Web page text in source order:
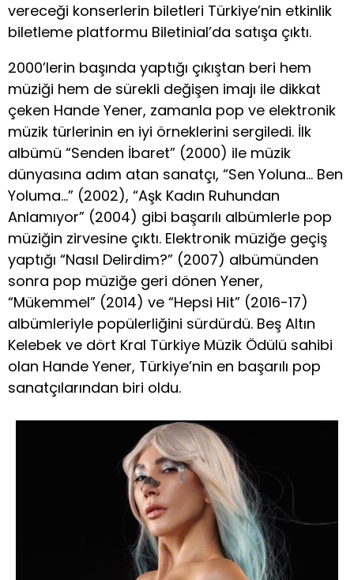
vereceği konserlerin biletleri Türkiye’nin etkinlik
biletleme platformu Biletinial’da satışa çıktı.
2000’lerin başında yaptığı çıkıştan beri hem
müziği hem de sürekli değişen imajı ile dikkat
çeken Hande Yener, zamanla pop ve elektronik
müzik türlerinin en iyi örneklerini sergiledi. İlk
albümü “Senden İbaret” (2000) ile müzik
dünyasına adım atan sanatçı, “Sen Yoluna… Ben
Yoluma…” (2002), “Aşk Kadın Ruhundan
Anlamıyor” (2004) gibi başarılı albümlerle pop
müziğin zirvesine çıktı. Elektronik müziğe geçiş
yaptığı “Nasıl Delirdim?” (2007) albümünden
sonra pop müziğe geri dönen Yener,
“Mükemmel” (2014) ve “Hepsi Hit” (2016-17)
albümleriyle popülerliğini sürdürdü. Beş Altın
Kelebek ve dört Kral Türkiye Müzik Ödülü sahibi
olan Hande Yener, Türkiye’nin en başarılı pop
sanatçılarından biri oldu.